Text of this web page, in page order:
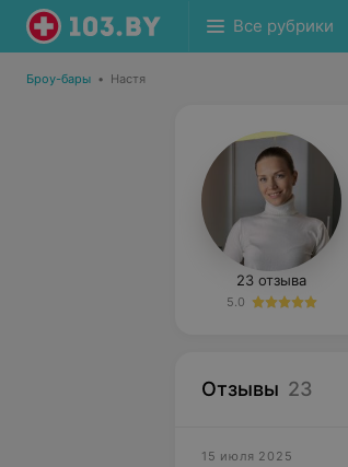
Все рубрики
Броу-бары • Настя
23 отзыва
5.0
Отзывы 23
15 июля 2025